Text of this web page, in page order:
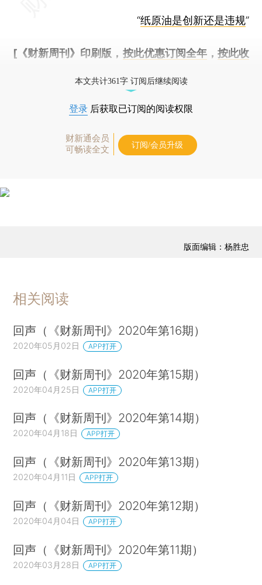
“纸原油是创新还是违规”
[《财新周刊》印刷版， 按此优惠订阅全年， 按此收
本文共计361字 订阅后继续阅读
登录 后获取已订阅的阅读权限
财新通会员
可畅读全文
订阅/会员升级
版面编辑：杨胜忠
相关阅读
回声（《财新周刊》2020年第16期）
2020年05月02日 APP打开
回声（《财新周刊》2020年第15期）
2020年04月25日 APP打开
回声（《财新周刊》2020年第14期）
2020年04月18日 APP打开
回声（《财新周刊》2020年第13期）
2020年04月11日 APP打开
回声（《财新周刊》2020年第12期）
2020年04月04日 APP打开
回声（《财新周刊》2020年第11期）
2020年03月28日 APP打开